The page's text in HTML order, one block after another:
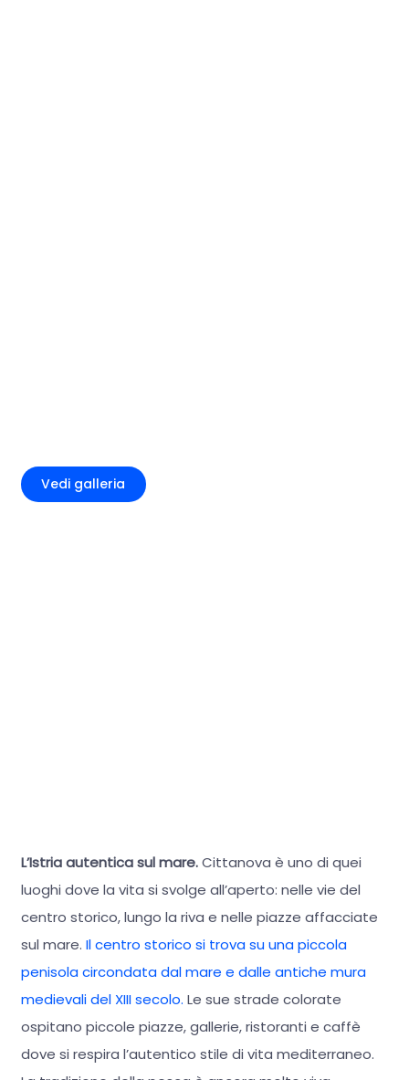
Vedi galleria
L’Istria autentica sul mare.Cittanova è uno di quei
luoghi dove la vita si svolge all’aperto: nelle vie del
centro storico, lungo la riva e nelle piazze affacciate
sul mare. Il centro storico si trova su una piccola
penisola circondata dal mare e dalle antiche mura
medievali del XIII secolo. Le sue strade colorate
ospitano piccole piazze, gallerie, ristoranti e caffè
dove si respira l’autentico stile di vita mediterraneo.